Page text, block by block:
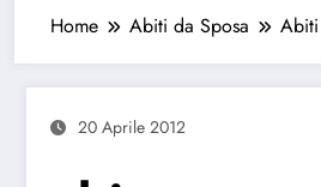
Home Abiti da Sposa
20 Aprile 2012